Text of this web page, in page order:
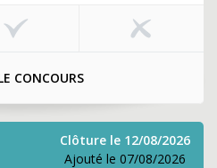
CONCOURS
Clôture le 12/08/2026
Ajouté le 07/08/2026